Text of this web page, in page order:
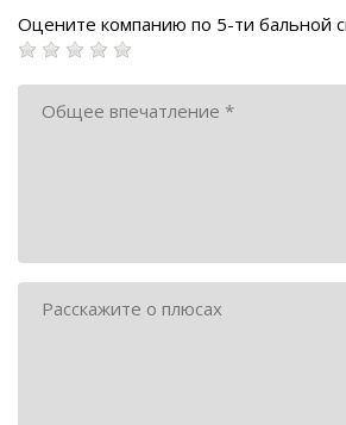
Оцените компанию по 5-ти бальной